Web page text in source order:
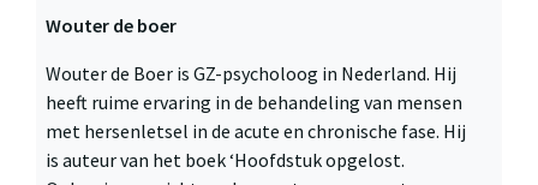
Wouter de boer
Wouter de Boer is GZ-psycholoog in Nederland. Hij
heeft ruime ervaring in de behandeling van mensen
met hersenletsel in de acute en chronische fase. Hij
is auteur van het boek ‘Hoofdstuk opgelost.